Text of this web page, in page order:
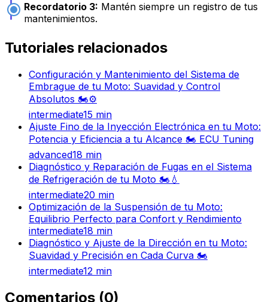
Recordatorio 3: Mantén siempre un registro de tus
mantenimientos.
Tutoriales relacionados
Configuración y Mantenimiento del Sistema de
Embrague de tu Moto: Suavidad y Control
Absolutos 🏍️⚙️
intermediate15 min
Ajuste Fino de la Inyección Electrónica en tu Moto:
Potencia y Eficiencia a tu Alcance 🏍️ ECU Tuning
advanced18 min
Diagnóstico y Reparación de Fugas en el Sistema
de Refrigeración de tu Moto 🏍️💧
intermediate20 min
Optimización de la Suspensión de tu Moto:
Equilibrio Perfecto para Confort y Rendimiento
intermediate18 min
Diagnóstico y Ajuste de la Dirección en tu Moto:
Suavidad y Precisión en Cada Curva 🏍️
intermediate12 min
Comentarios (0)